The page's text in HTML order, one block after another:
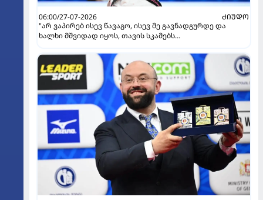
06:00/27-07-2026
ᲫᲘᲣᲓᲝ
"არ ვაპირებ ისევ წავაგო, ისევ მე გავნადგურდე და
ხალხი მშვიდად იყოს, თავის სკამებს